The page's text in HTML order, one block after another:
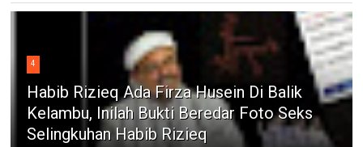
4
Habib Rizieq Ada Firza Husein Di Balik
Kelambu, Inilah Bukti Beredar Foto Seks
Selingkuhan Habib Rizieq